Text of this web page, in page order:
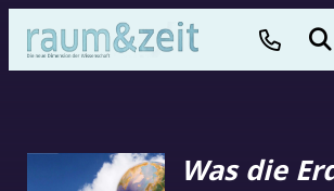
Was die